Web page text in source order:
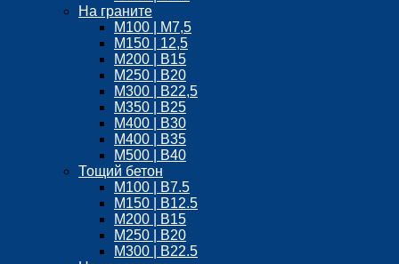
На граните
M100 | М7,5
М150 | 12,5
М200 | B15
М250 | B20
M300 | B22,5
М350 | B25
M400 | B30
M400 | B35
M500 | B40
Тощий бетон
М100 | B7.5
М150 | B12.5
М200 | В15
М250 | В20
М300 | B22.5